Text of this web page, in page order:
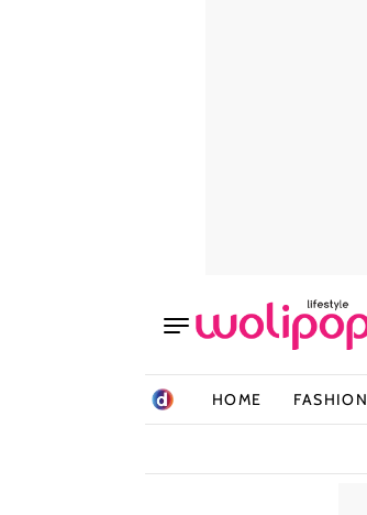
HOME FASHION